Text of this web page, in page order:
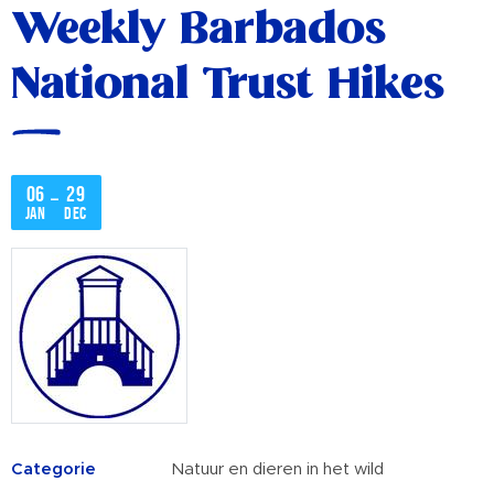
Weekly Barbados
National Trust Hikes
06
jan
– 29
dec
Categorie Natuur en dieren in het wild